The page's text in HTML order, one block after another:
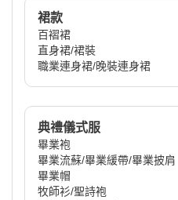
裙款
百褶裙
直身裙/裙裝
職業連身裙/晚裝連身裙
典禮儀式服
畢業袍
畢業流蘇/畢業緩帶/畢業披肩
畢業帽
牧師衫/聖詩袍